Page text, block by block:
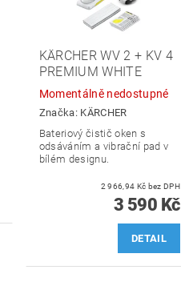
KÄRCHER WV 2 + KV 4
PREMIUM WHITE
Momentálně nedostupné
Značka: KÄRCHER
Bateriový čistič oken s
odsáváním a vibrační pad v
bílém designu.
2 966,94 Kč bez DPH
3 590 Kč
DETAIL